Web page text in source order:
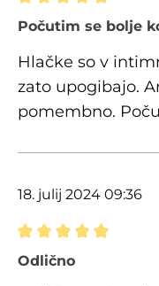
Ocena z oceno 5
Počutim se bolje
Hlačke so v
zato upogibajo.
pomembno.
18. julij 2024 09:36
Ocena z oceno 5
Odlično